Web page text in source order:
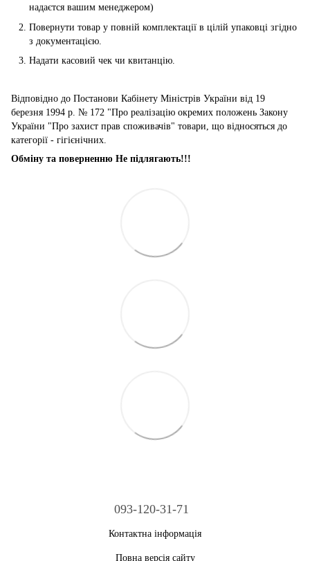
надаєтся вашим менеджером)
Повернути товар у повній комплектації в цілій упаковці згідно
з документацією.
Надати касовий чек чи квитанцію.
Відповідно до Постанови Кабінету Міністрів України від 19
березня 1994 р. № 172 "Про реалізацію окремих положень Закону
України "Про захист прав споживачів" товари, що відносяться до
категорії - гігієнічних.
Обміну та поверненню Не підлягають!!!
093-120-31-71
Контактна інформація
Повна версія сайту